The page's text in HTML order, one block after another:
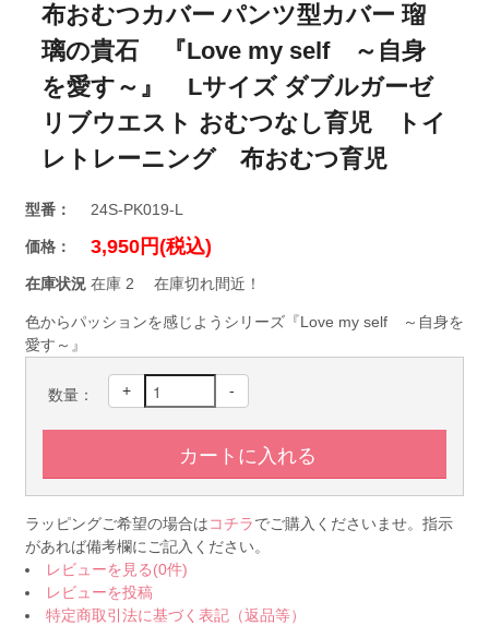
布おむつカバー パンツ型カバー 瑠
璃の貴石 『Love my self ～自身
を愛す～』 Lサイズ ダブルガーゼ
リブウエスト おむつなし育児 トイ
レトレーニング 布おむつ育児
型番： 24S-PK019-L
価格： 3,950円(税込)
在庫状況 在庫 2 在庫切れ間近！
色からパッションを感じようシリーズ『Love my self ～自身を
愛す～』
数量： + -
ラッピングご希望の場合はコチラでご購入くださいませ。指示
があれば備考欄にご記入ください。
レビューを見る(0件)
レビューを投稿
特定商取引法に基づく表記（返品等）